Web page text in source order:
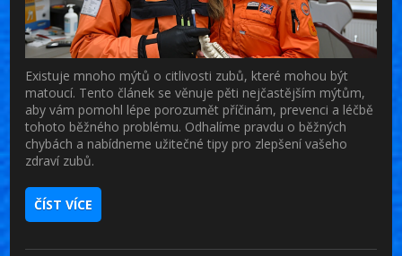
Existuje mnoho mýtů o citlivosti zubů, které mohou být
matoucí. Tento článek se věnuje pěti nejčastějším mýtům,
aby vám pomohl lépe porozumět příčinám, prevenci a léčbě
tohoto běžného problému. Odhalíme pravdu o běžných
chybách a nabídneme užitečné tipy pro zlepšení vašeho
zdraví zubů.
ČÍST VÍCE